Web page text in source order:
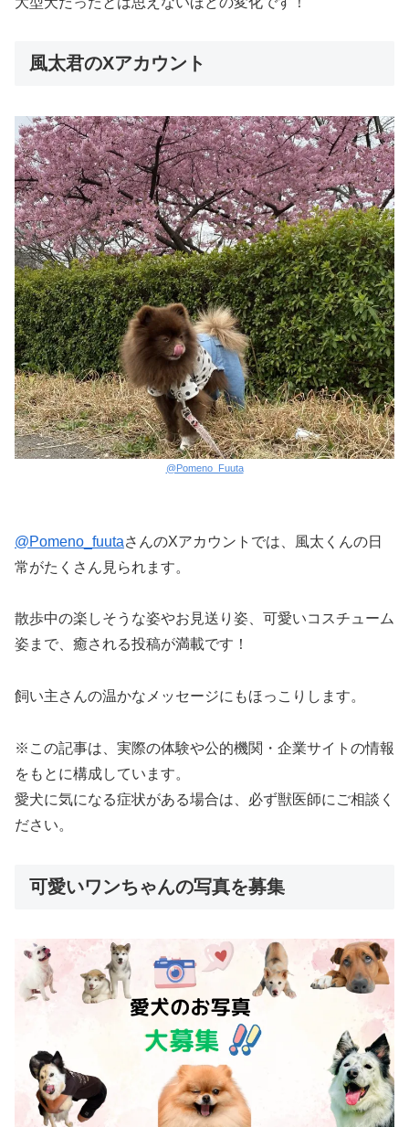
風太君のXアカウント
@Pomeno_Fuuta
@Pomeno_fuutaさんのXアカウントでは、風太くんの日
常がたくさん見られます。
散歩中の楽しそうな姿やお見送り姿、可愛いコスチューム
姿まで、癒される投稿が満載です！
飼い主さんの温かなメッセージにもほっこりします。
※この記事は、実際の体験や公的機関・企業サイトの情報
をもとに構成しています。
愛犬に気になる症状がある場合は、必ず獣医師にご相談く
ださい。
可愛いワンちゃんの写真を募集